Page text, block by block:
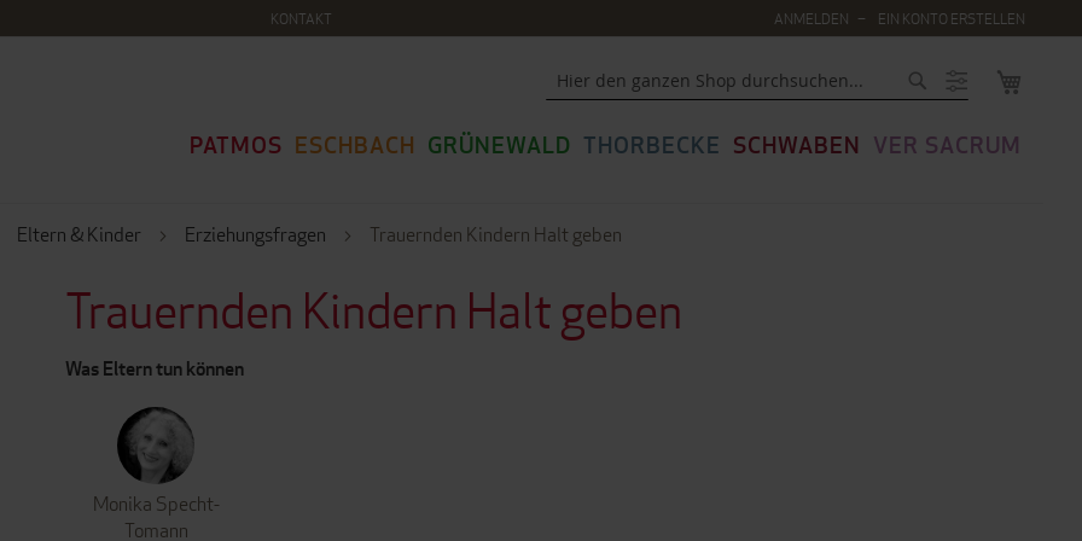
KONTAKT ANMELDEN EIN KONTO ERSTELLEN
PATMOS ESCHBACH GRÜNEWALD THORBECKE SCHWABEN VER SACRUM
Eltern & Kinder Erziehungsfragen Trauernden Kindern Halt geben
Trauernden Kindern Halt geben
Was Eltern tun können
Monika Specht-
Tomann